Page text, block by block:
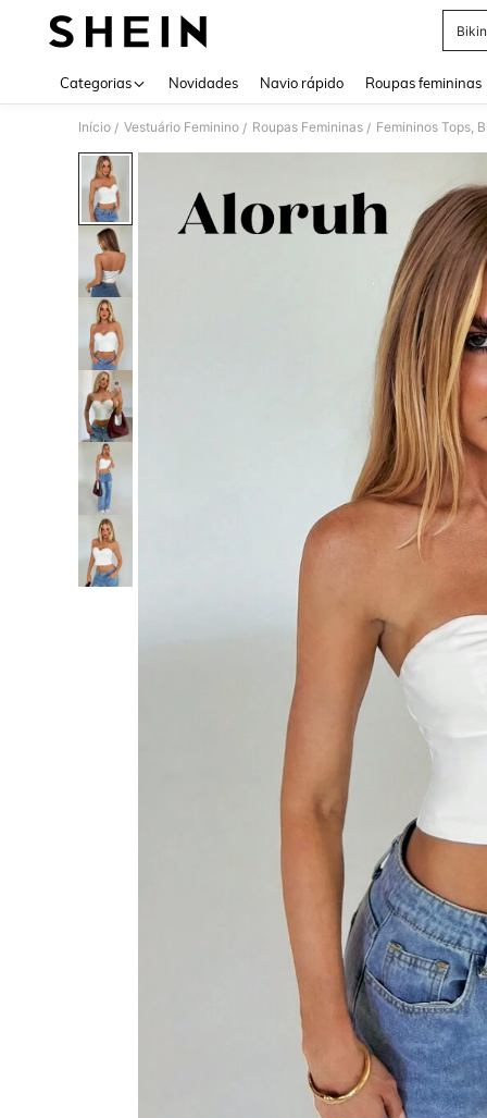
Categorias Novidades Navio rápido Roupas femininas
Início / Vestuário Feminino / Roupas Femininas / Femininos Tops,